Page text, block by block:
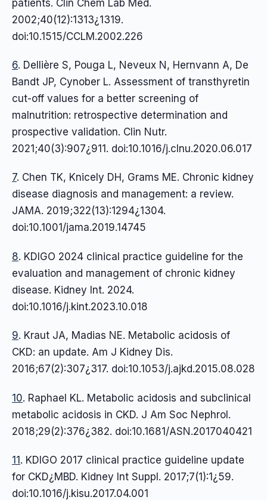
patients. Clin Chem Lab Med.
2002;40(12):1313¿1319.
doi:10.1515/CCLM.2002.226
6. Dellière S, Pouga L, Neveux N, Hernvann A, De
Bandt JP, Cynober L. Assessment of transthyretin
cut-off values for a better screening of
malnutrition: retrospective determination and
prospective validation. Clin Nutr.
2021;40(3):907¿911. doi:10.1016/j.clnu.2020.06.017
7. Chen TK, Knicely DH, Grams ME. Chronic kidney
disease diagnosis and management: a review.
JAMA. 2019;322(13):1294¿1304.
doi:10.1001/jama.2019.14745
8. KDIGO 2024 clinical practice guideline for the
evaluation and management of chronic kidney
disease. Kidney Int. 2024.
doi:10.1016/j.kint.2023.10.018
9. Kraut JA, Madias NE. Metabolic acidosis of
CKD: an update. Am J Kidney Dis.
2016;67(2):307¿317. doi:10.1053/j.ajkd.2015.08.028
10. Raphael KL. Metabolic acidosis and subclinical
metabolic acidosis in CKD. J Am Soc Nephrol.
2018;29(2):376¿382. doi:10.1681/ASN.2017040421
11. KDIGO 2017 clinical practice guideline update
for CKD¿MBD. Kidney Int Suppl. 2017;7(1):1¿59.
doi:10.1016/j.kisu.2017.04.001